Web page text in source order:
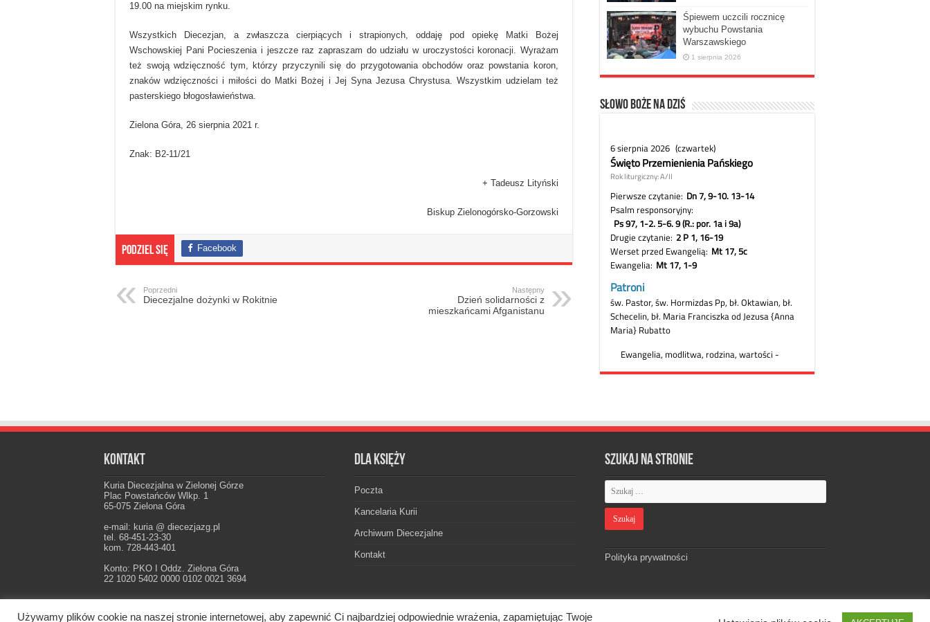
19.00 na miejskim rynku.
Wszystkich Diecezjan, a zwłaszcza cierpiących i strapionych, oddaję pod opiekę Matki Bożej
Wschowskiej Pani Pocieszenia i jeszcze raz zapraszam do udziału w uroczystości koronacji. Wyrażam
też swoją wdzięczność tym, którzy przyczynili się do przygotowania obchodów oraz powstania koron,
znaków wdzięczności i miłości do Matki Bożej i Jej Syna Jezusa Chrystusa. Wszystkim udzielam też
pasterskiego błogosławieństwa.
Zielona Góra, 26 sierpnia 2021 r.
Znak: B2-11/21
+ Tadeusz Lityński
Biskup Zielonogórsko-Gorzowski
Podziel się Facebook
Poprzedni
Diecezjalne dożynki w Rokitnie
Następny
Dzień solidarności z
mieszkańcami Afganistanu
Śpiewem uczcili rocznicę
wybuchu Powstania
Warszawskiego
1 sierpnia 2026
Słowo Boże na dziś
Kontakt
Kuria Diecezjalna w Zielonej Górze
Plac Powstańców Wlkp. 1
65-075 Zielona Góra
e-mail: kuria @ diecezjazg.pl
tel. 68-451-23-30
kom. 728-443-401
Konto: PKO I Oddz. Zielona Góra
22 1020 5402 0000 0102 0021 3694
Dla księży
Poczta
Kancelaria Kurii
Archiwum Diecezjalne
Kontakt
Szukaj na stronie
Polityka prywatności
Używamy plików cookie na naszej stronie internetowej, aby zapewnić Ci najbardziej odpowiednie wrażenia, zapamiętując Twoje